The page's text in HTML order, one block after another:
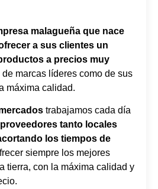
malagueña que nace
a sus clientes un
a precios muy
de marcas líderes como de sus
máxima calidad.
trabajamos cada día
tanto locales
los tiempos de
siempre los mejores
tierra, con la máxima calidad y